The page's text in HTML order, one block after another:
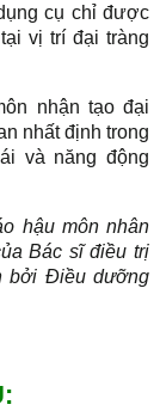
cụ chỉ được
vị trí đại tràng
nhận tạo đại
nhất định trong
và năng động
hậu môn nhân
Bác sĩ điều trị
bởi Điều dưỡng